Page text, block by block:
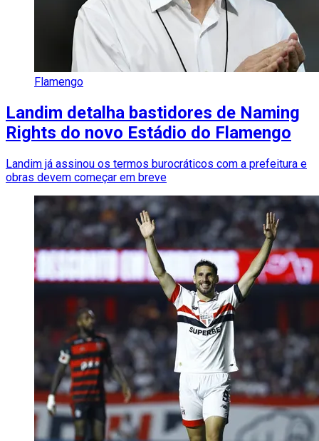
Flamengo
Landim detalha bastidores de Naming
Rights do novo Estádio do Flamengo
Landim já assinou os termos burocráticos com a prefeitura e
obras devem começar em breve